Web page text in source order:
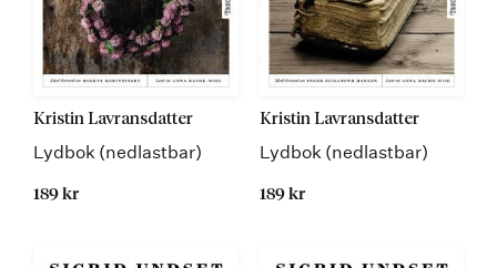
Kristin Lavransdatter
Lydbok (nedlastbar)
189 kr
Kristin Lavransdatter
Lydbok (nedlastbar)
189 kr